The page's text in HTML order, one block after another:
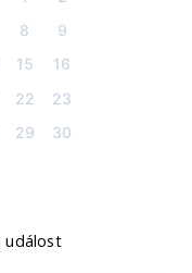
8
9
15
16
22
23
29
30
událost